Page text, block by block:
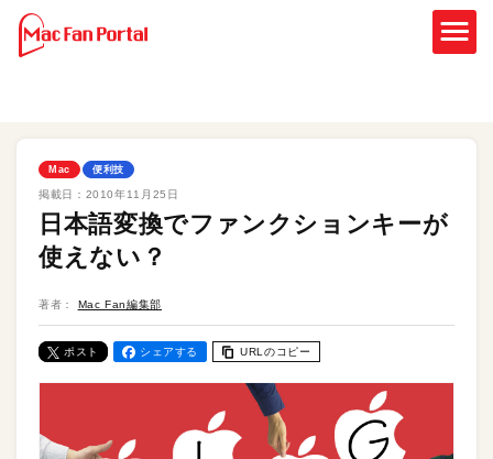
Mac 便利技
掲載日： 2010年11月25日
日本語変換でファンクションキーが
使えない？
著者： Mac Fan編集部
ポスト シェアする URLのコピー